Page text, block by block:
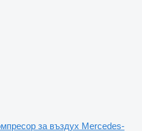
за въздух Mercedes-